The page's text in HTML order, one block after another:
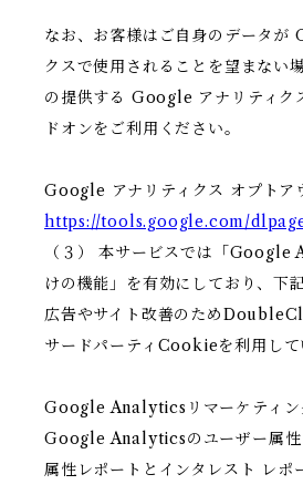
なお、お客様はご自身のデータが
クスで使用されることを望まない
の提供する Google アナリティク
ドオンをご利用ください。
Google アナリティクス オプトア
https://tools.google.com/
（３） 本サービスでは「
けの機能」を有効にしており、下
広告やサイト改善のため
サードパーティCookieを利用して
Google Analyticsリマーケティン
Google Analyticsのユーザー属性
属性レポートとインタレスト レポ